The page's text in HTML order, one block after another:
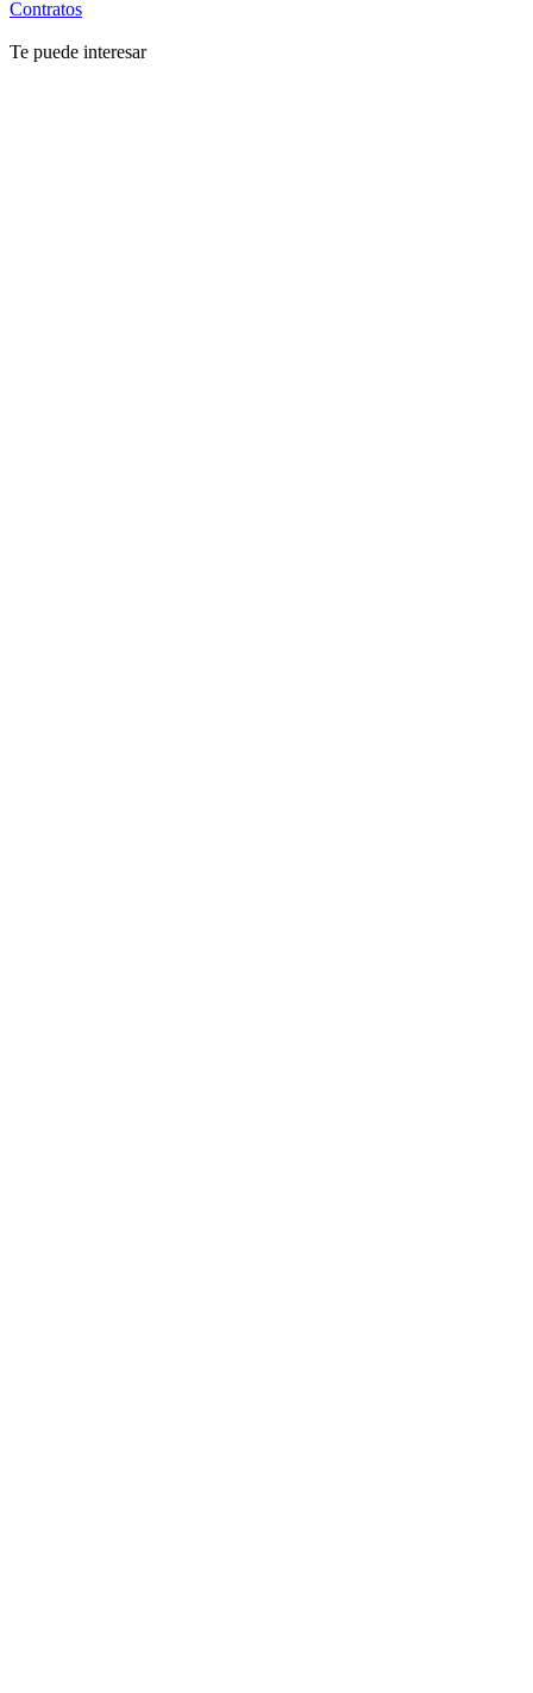
Contratos
Te puede interesar